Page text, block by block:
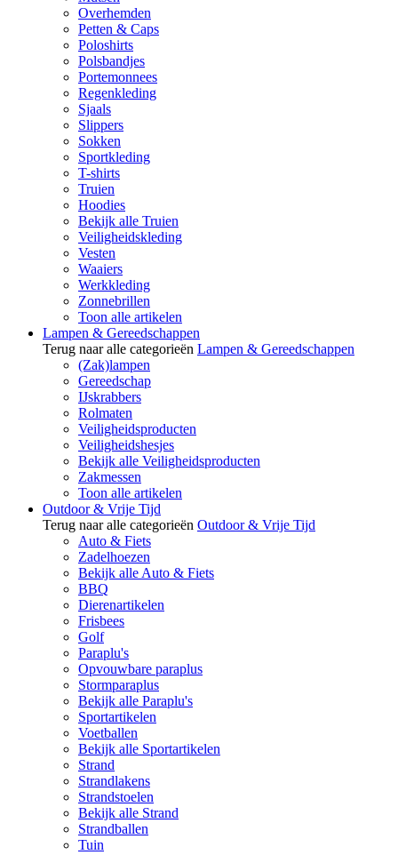
Overhemden
Petten & Caps
Poloshirts
Polsbandjes
Portemonnees
Regenkleding
Sjaals
Slippers
Sokken
Sportkleding
T-shirts
Truien
Hoodies
Bekijk alle Truien
Veiligheidskleding
Vesten
Waaiers
Werkkleding
Zonnebrillen
Toon alle artikelen
Lampen & Gereedschappen
Terug naar alle categorieën Lampen & Gereedschappen
(Zak)lampen
Gereedschap
IJskrabbers
Rolmaten
Veiligheidsproducten
Veiligheidshesjes
Bekijk alle Veiligheidsproducten
Zakmessen
Toon alle artikelen
Outdoor & Vrije Tijd
Terug naar alle categorieën Outdoor & Vrije Tijd
Auto & Fiets
Zadelhoezen
Bekijk alle Auto & Fiets
BBQ
Dierenartikelen
Frisbees
Golf
Paraplu's
Opvouwbare paraplus
Stormparaplus
Bekijk alle Paraplu's
Sportartikelen
Voetballen
Bekijk alle Sportartikelen
Strand
Strandlakens
Strandstoelen
Bekijk alle Strand
Strandballen
Tuin